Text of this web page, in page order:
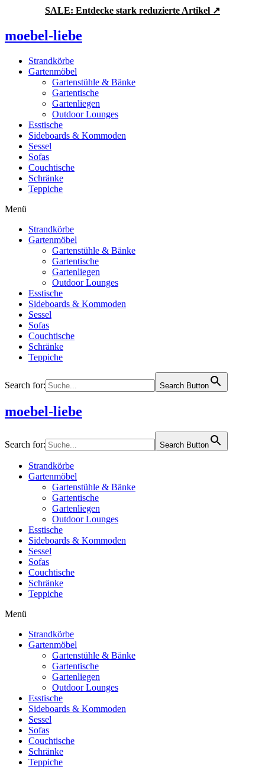
springen
SALE: Entdecke stark reduzierte Artikel ↗
moebel-liebe
Strandkörbe
Gartenmöbel
Gartenstühle & Bänke
Gartentische
Gartenliegen
Outdoor Lounges
Esstische
Sideboards & Kommoden
Sessel
Sofas
Couchtische
Schränke
Teppiche
Menü
Strandkörbe
Gartenmöbel
Gartenstühle & Bänke
Gartentische
Gartenliegen
Outdoor Lounges
Esstische
Sideboards & Kommoden
Sessel
Sofas
Couchtische
Schränke
Teppiche
Search for: Search Button
moebel-liebe
Search for: Search Button
Strandkörbe
Gartenmöbel
Gartenstühle & Bänke
Gartentische
Gartenliegen
Outdoor Lounges
Esstische
Sideboards & Kommoden
Sessel
Sofas
Couchtische
Schränke
Teppiche
Menü
Strandkörbe
Gartenmöbel
Gartenstühle & Bänke
Gartentische
Gartenliegen
Outdoor Lounges
Esstische
Sideboards & Kommoden
Sessel
Sofas
Couchtische
Schränke
Teppiche